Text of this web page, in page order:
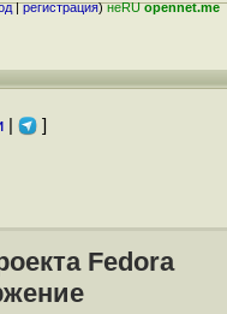
|регистрация)неRUopennet.me
| ]
Fedora